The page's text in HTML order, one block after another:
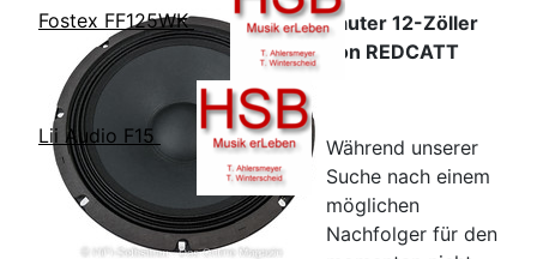
Fostex FF125WK
Lii Audio F15
Lauter 12-Zöller
von REDCATT
Während unserer
Suche nach einem
möglichen
Nachfolger für den